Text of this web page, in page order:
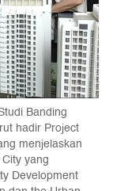
Banding
hadir Project
menjelaskan
yang
Development